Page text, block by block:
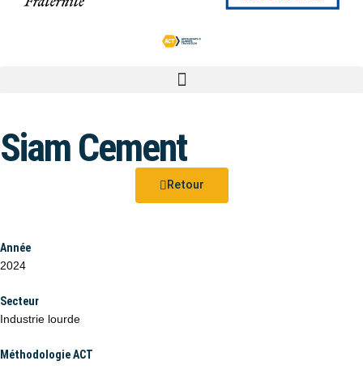
Siam Cement
Retour
Année
2024
Secteur
Industrie lourde
Méthodologie ACT